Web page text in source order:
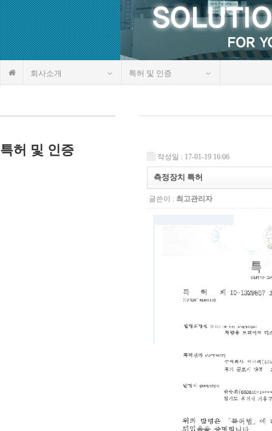
회사소개 특허 및 인증
특허 및 인증 작성일 : 17-01-19 16:06
측정장치 특허
글쓴이 : 최고관리자